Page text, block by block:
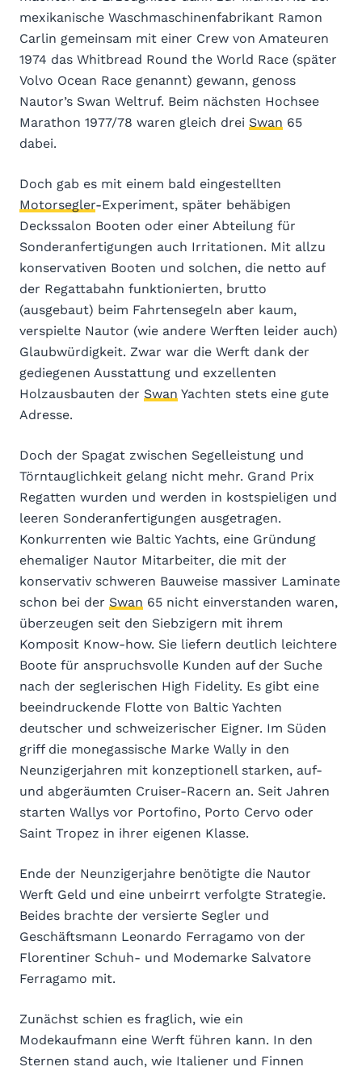
mexikanische Waschmaschinenfabrikant Ramon
Carlin gemeinsam mit einer Crew von Amateuren
1974 das Whitbread Round the World Race (später
Volvo Ocean Race genannt) gewann, genoss
Nautor’s Swan Weltruf. Beim nächsten Hochsee
Marathon 1977/78 waren gleich drei Swan 65
dabei.
Doch gab es mit einem bald eingestellten
Motorsegler-Experiment, später behäbigen
Deckssalon Booten oder einer Abteilung für
Sonderanfertigungen auch Irritationen. Mit allzu
konservativen Booten und solchen, die netto auf
der Regattabahn funktionierten, brutto
(ausgebaut) beim Fahrtensegeln aber kaum,
verspielte Nautor (wie andere Werften leider auch)
Glaubwürdigkeit. Zwar war die Werft dank der
gediegenen Ausstattung und exzellenten
Holzausbauten der Swan Yachten stets eine gute
Adresse.
Doch der Spagat zwischen Segelleistung und
Törntauglichkeit gelang nicht mehr. Grand Prix
Regatten wurden und werden in kostspieligen und
leeren Sonderanfertigungen ausgetragen.
Konkurrenten wie Baltic Yachts, eine Gründung
ehemaliger Nautor Mitarbeiter, die mit der
konservativ schweren Bauweise massiver Laminate
schon bei der Swan 65 nicht einverstanden waren,
überzeugen seit den Siebzigern mit ihrem
Komposit Know-how. Sie liefern deutlich leichtere
Boote für anspruchsvolle Kunden auf der Suche
nach der seglerischen High Fidelity. Es gibt eine
beeindruckende Flotte von Baltic Yachten
deutscher und schweizerischer Eigner. Im Süden
griff die monegassische Marke Wally in den
Neunzigerjahren mit konzeptionell starken, auf-
und abgeräumten Cruiser-Racern an. Seit Jahren
starten Wallys vor Portofino, Porto Cervo oder
Saint Tropez in ihrer eigenen Klasse.
Ende der Neunzigerjahre benötigte die Nautor
Werft Geld und eine unbeirrt verfolgte Strategie.
Beides brachte der versierte Segler und
Geschäftsmann Leonardo Ferragamo von der
Florentiner Schuh- und Modemarke Salvatore
Ferragamo mit.
Zunächst schien es fraglich, wie ein
Modekaufmann eine Werft führen kann. In den
Sternen stand auch, wie Italiener und Finnen